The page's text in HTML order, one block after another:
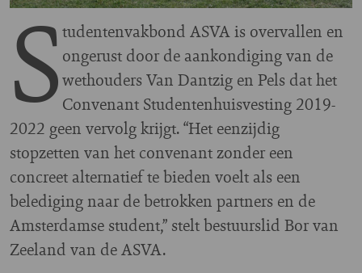
Studentenvakbond ASVA is overvallen en
ongerust door de aankondiging van de
wethouders Van Dantzig en Pels dat het
Convenant Studentenhuisvesting 2019-
2022 geen vervolg krijgt. “Het eenzijdig
stopzetten van het convenant zonder een
concreet alternatief te bieden voelt als een
belediging naar de betrokken partners en de
Amsterdamse student,’’ stelt bestuurslid Bor van
Zeeland van de ASVA.